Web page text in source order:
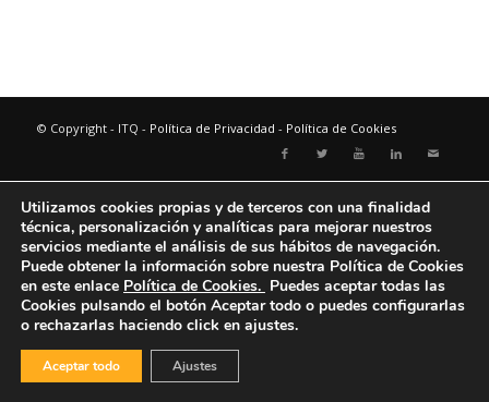
© Copyright - ITQ - Política de Privacidad - Política de Cookies
Utilizamos cookies propias y de terceros con una finalidad
técnica, personalización y analíticas para mejorar nuestros
servicios mediante el análisis de sus hábitos de navegación.
Puede obtener la información sobre nuestra Política de Cookies
en este enlace Política de Cookies. Puedes aceptar todas las
Cookies pulsando el botón Aceptar todo o puedes configurarlas
o rechazarlas haciendo click en ajustes.
Aceptar todo Ajustes